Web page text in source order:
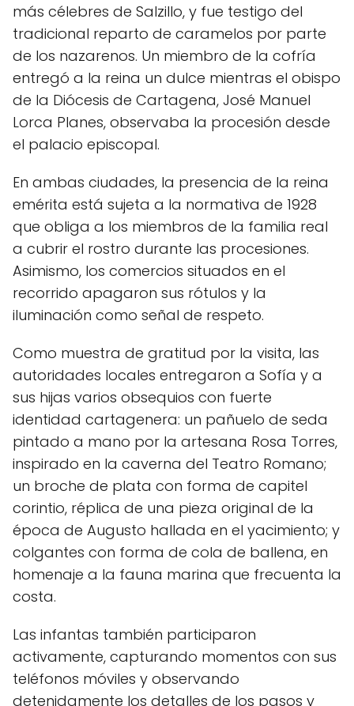
más célebres de Salzillo, y fue testigo del
tradicional reparto de caramelos por parte
de los nazarenos. Un miembro de la cofría
entregó a la reina un dulce mientras el obispo
de la Diócesis de Cartagena, José Manuel
Lorca Planes, observaba la procesión desde
el palacio episcopal.
En ambas ciudades, la presencia de la reina
emérita está sujeta a la normativa de 1928
que obliga a los miembros de la familia real
a cubrir el rostro durante las procesiones.
Asimismo, los comercios situados en el
recorrido apagaron sus rótulos y la
iluminación como señal de respeto.
Como muestra de gratitud por la visita, las
autoridades locales entregaron a Sofía y a
sus hijas varios obsequios con fuerte
identidad cartagenera: un pañuelo de seda
pintado a mano por la artesana Rosa Torres,
inspirado en la caverna del Teatro Romano;
un broche de plata con forma de capitel
corintio, réplica de una pieza original de la
época de Augusto hallada en el yacimiento; y
colgantes con forma de cola de ballena, en
homenaje a la fauna marina que frecuenta la
costa.
Las infantas también participaron
activamente, capturando momentos con sus
teléfonos móviles y observando
detenidamente los detalles de los pasos y